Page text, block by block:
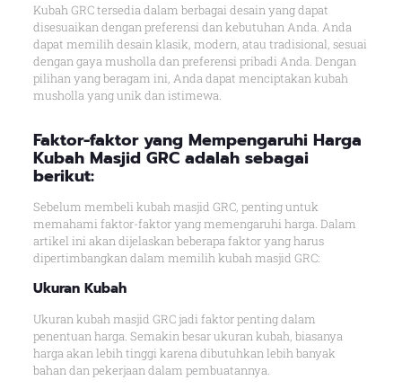
Kubah GRC tersedia dalam berbagai desain yang dapat
disesuaikan dengan preferensi dan kebutuhan Anda. Anda
dapat memilih desain klasik, modern, atau tradisional, sesuai
dengan gaya musholla dan preferensi pribadi Anda. Dengan
pilihan yang beragam ini, Anda dapat menciptakan kubah
musholla yang unik dan istimewa.
Faktor-faktor yang Mempengaruhi Harga
Kubah Masjid GRC adalah sebagai
berikut:
Sebelum membeli kubah masjid GRC, penting untuk
memahami faktor-faktor yang memengaruhi harga. Dalam
artikel ini akan dijelaskan beberapa faktor yang harus
dipertimbangkan dalam memilih kubah masjid GRC:
Ukuran Kubah
Ukuran kubah masjid GRC jadi faktor penting dalam
penentuan harga. Semakin besar ukuran kubah, biasanya
harga akan lebih tinggi karena dibutuhkan lebih banyak
bahan dan pekerjaan dalam pembuatannya.